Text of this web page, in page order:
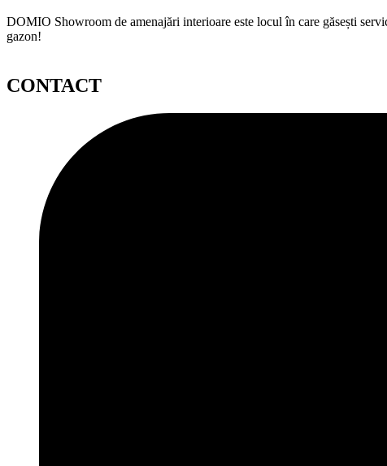
DOMIO Showroom de amenajări interioare este locul în care găsești
gazon!
CONTACT